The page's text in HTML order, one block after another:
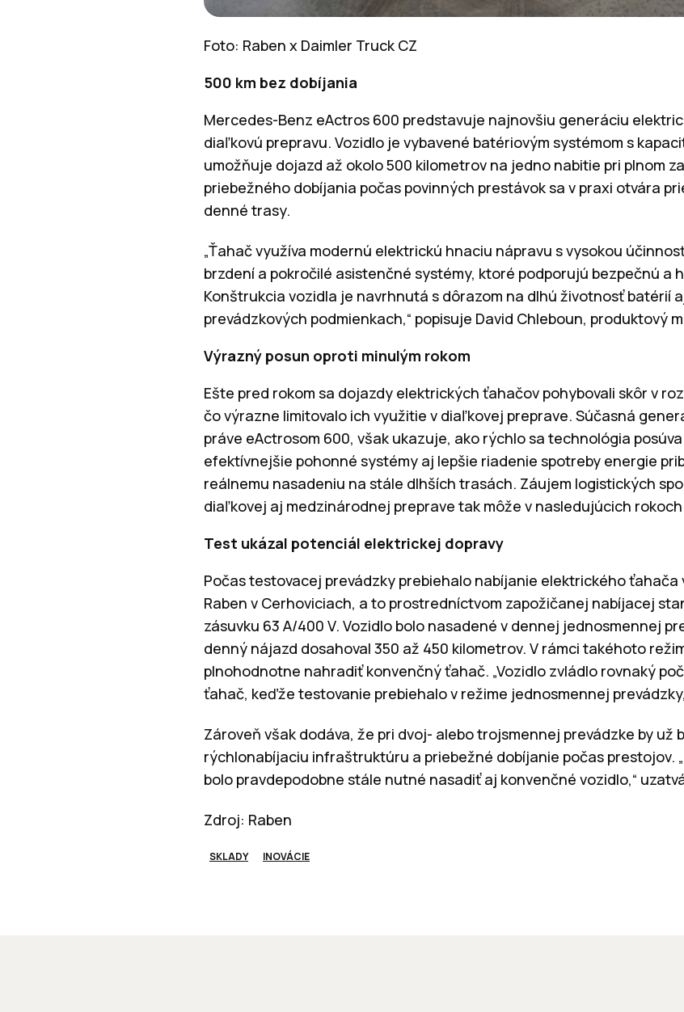
Foto: Raben x Daimler Truck CZ
500 km bez dobíjania
Mercedes-Benz eActros 600 predstavuje najnovšiu generáciu
diaľkovú prepravu. Vozidlo je vybavené batériovým systémom s
umožňuje dojazd až okolo 500 kilometrov na jedno nabitie pri plnom
priebežného dobíjania počas povinných prestávok sa v praxi otvára
denné trasy.
„Ťahač využíva modernú elektrickú hnaciu nápravu s vysokou
brzdení a pokročilé asistenčné systémy, ktoré podporujú bezpečnú a
Konštrukcia vozidla je navrhnutá s dôrazom na dlhú životnosť batérií
prevádzkových podmienkach,“ popisuje David Chleboun, produktový
Výrazný posun oproti minulým rokom
Ešte pred rokom sa dojazdy elektrických ťahačov pohybovali skôr v
čo výrazne limitovalo ich využitie v diaľkovej preprave. Súčasná
práve eActrosom 600, však ukazuje, ako rýchlo sa technológia
efektívnejšie pohonné systémy aj lepšie riadenie spotreby energie
reálnemu nasadeniu na stále dlhších trasách. Záujem logistických
diaľkovej aj medzinárodnej preprave tak môže v nasledujúcich
Test ukázal potenciál elektrickej dopravy
Počas testovacej prevádzky prebiehalo nabíjanie elektrického
Raben v Cerhoviciach, a to prostredníctvom zapožičanej nabíjacej
zásuvku 63 A/400 V. Vozidlo bolo nasadené v dennej jednosmennej
denný nájazd dosahoval 350 až 450 kilometrov. V rámci takéhoto
plnohodnotne nahradiť konvenčný ťahač. „Vozidlo zvládlo rovnaký
ťahač, keďže testovanie prebiehalo v režime jednosmennej
Zároveň však dodáva, že pri dvoj- alebo trojsmennej prevádzke by už
rýchlonabíjaciu infraštruktúru a priebežné dobíjanie počas prestojov.
bolo pravdepodobne stále nutné nasadiť aj konvenčné vozidlo,“
Zdroj: Raben
SKLADY INOVÁCIE